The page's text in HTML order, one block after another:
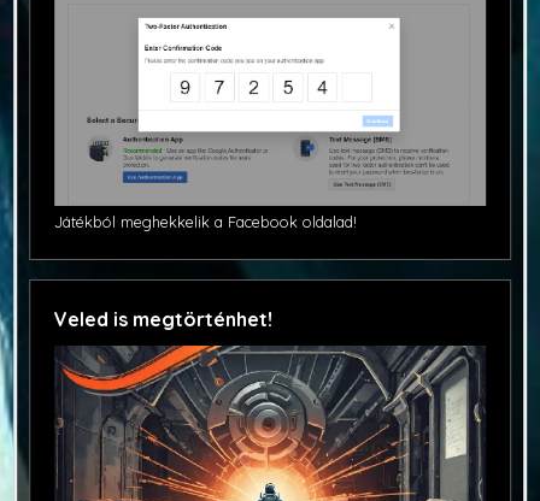
Játékból meghekkelik a Facebook oldalad!
Veled is megtörténhet!